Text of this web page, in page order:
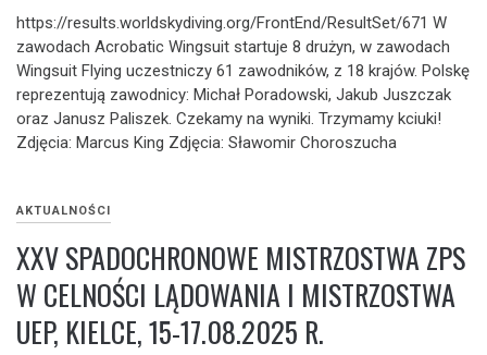
https://results.worldskydiving.org/FrontEnd/ResultSet/671 W
zawodach Acrobatic Wingsuit startuje 8 drużyn, w zawodach
Wingsuit Flying uczestniczy 61 zawodników, z 18 krajów. Polskę
reprezentują zawodnicy: Michał Poradowski, Jakub Juszczak
oraz Janusz Paliszek. Czekamy na wyniki. Trzymamy kciuki!
Zdjęcia: Marcus King Zdjęcia: Sławomir Choroszucha
AKTUALNOŚCI
XXV SPADOCHRONOWE MISTRZOSTWA ZPS
W CELNOŚCI LĄDOWANIA I MISTRZOSTWA
UEP, KIELCE, 15-17.08.2025 R.